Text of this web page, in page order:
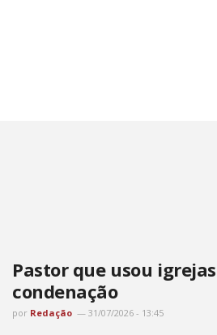
Pastor que usou
condenação
por Redação 31/07/2026 - 13:45